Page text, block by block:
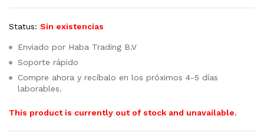
Status: Sin existencias
Enviado por Haba Trading B.V
Soporte rápido
Compre ahora y recíbalo en los próximos 4-5 días
laborables.
This product is currently out of stock and unavailable.